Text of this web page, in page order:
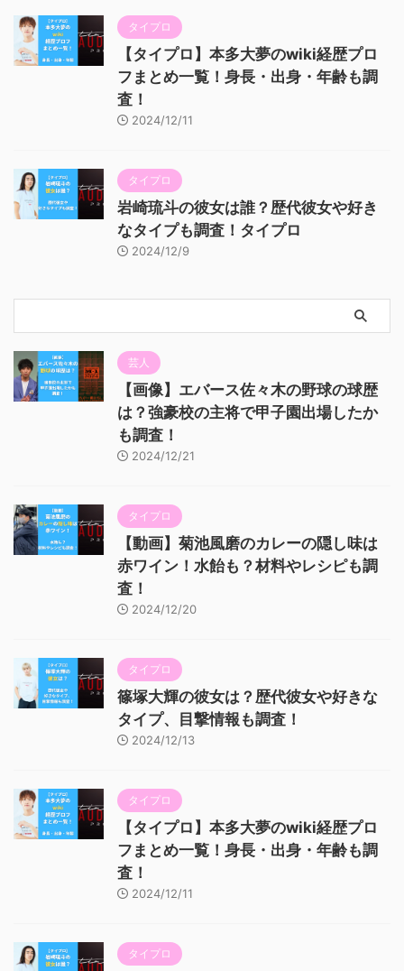
タイプロ
【タイプロ】本多大夢のwiki経歴プロ
フまとめ一覧！身長・出身・年齢も調
査！
2024/12/11
タイプロ
岩崎琉斗の彼女は誰？歴代彼女や好き
なタイプも調査！タイプロ
2024/12/9
芸人
【画像】エバース佐々木の野球の球歴
は？強豪校の主将で甲子園出場したか
も調査！
2024/12/21
タイプロ
【動画】菊池風磨のカレーの隠し味は
赤ワイン！水飴も？材料やレシピも調
査！
2024/12/20
タイプロ
篠塚大輝の彼女は？歴代彼女や好きな
タイプ、目撃情報も調査！
2024/12/13
タイプロ
【タイプロ】本多大夢のwiki経歴プロ
フまとめ一覧！身長・出身・年齢も調
査！
2024/12/11
タイプロ